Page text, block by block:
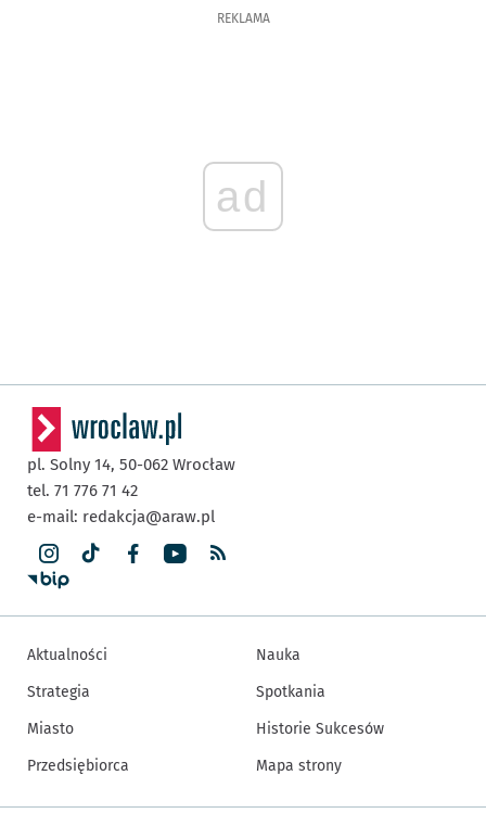
REKLAMA
ad
pl. Solny 14, 50-062 Wrocław
tel. 71 776 71 42
e-mail: redakcja@araw.pl
Aktualności
Strategia
Miasto
Przedsiębiorca
Nauka
Spotkania
Historie Sukcesów
Mapa strony